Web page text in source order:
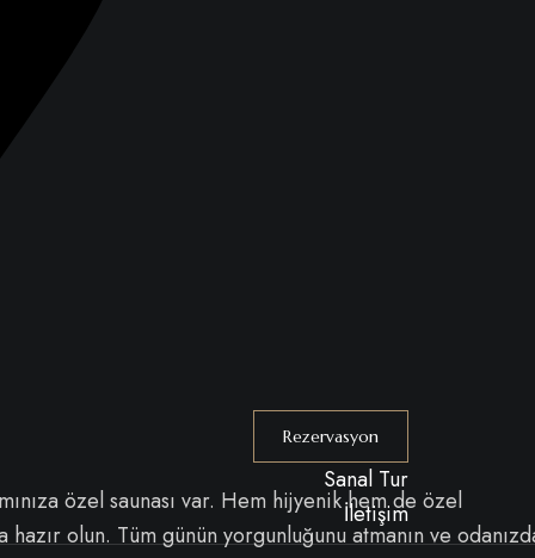
Rezervasyon
Sanal Tur
İletişim
özel saunası var. Hem hijyenik hem de özel
olun. Tüm günün yorgunluğunu atmanın ve